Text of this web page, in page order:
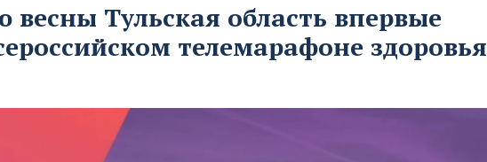
Тульская область впервые
телемарафоне здоровья